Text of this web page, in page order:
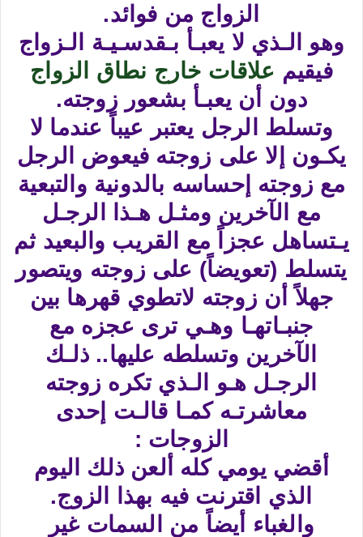
الزواج من فوائد.
وهو الـذي لا يعبـأ بـقدسـيـة الـزواج
فيقيم علاقات خارج نطاق الزواج
دون أن يعبـأ بشعور زوجته.
وتسلط الرجل يعتبر عيباً عندما لا
يكـون إلا على زوجته فيعوض الرجل
مع زوجته إحساسه بالدونية والتبعية
مع الآخرين ومثـل هـذا الرجـل
يـتساهل عجزاً مع القريب والبعيد ثم
يتسلط (تعويضاً) على زوجته ويتصور
جهلاً أن زوجته لاتطوي قهرها بين
جنبـاتهـا وهـي ترى عجزه مع
الآخرين وتسلطه عليها.. ذلـك
الرجـل هـو الـذي تكره زوجته
معاشرتـه كمـا قالـت إحدى
الزوجات :
أقضي يومي كله ألعن ذلك اليوم
الذي اقترنت فيه بهذا الزوج.
والغباء أيضاً من السمات غير